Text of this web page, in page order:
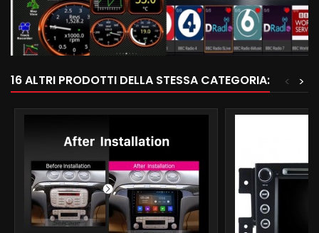
16 ALTRI PRODOTTI DELLA STESSA CATEGORIA: >
<